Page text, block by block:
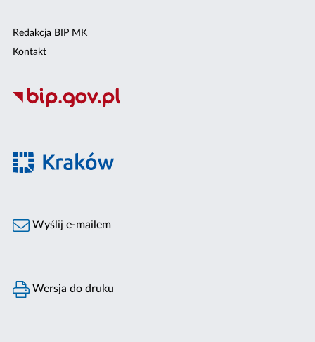
Redakcja BIP MK
Kontakt
Wyślij e-mailem
Wersja do druku